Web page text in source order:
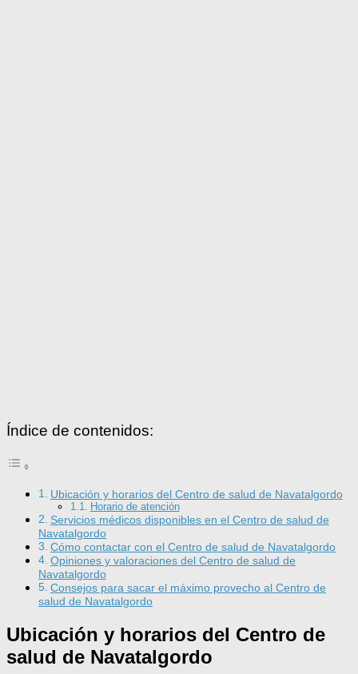
Índice de contenidos:
Ubicación y horarios del Centro de salud de Navatalgordo
Horario de atención
Servicios médicos disponibles en el Centro de salud de
Navatalgordo
Cómo contactar con el Centro de salud de Navatalgordo
Opiniones y valoraciones del Centro de salud de
Navatalgordo
Consejos para sacar el máximo provecho al Centro de
salud de Navatalgordo
Ubicación y horarios del Centro de
salud de Navatalgordo